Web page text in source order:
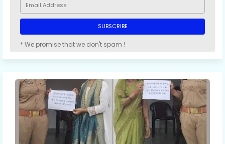
* We promise that we don't spam !